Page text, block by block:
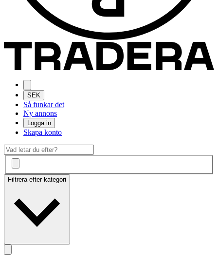
SEK
Så funkar det
Ny annons
Logga in
Skapa konto
Filtrera efter kategori